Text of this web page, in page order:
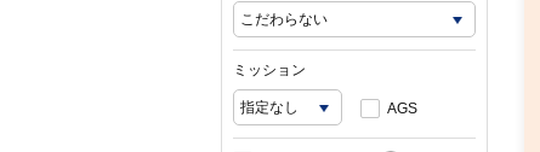
ミッション
AGS